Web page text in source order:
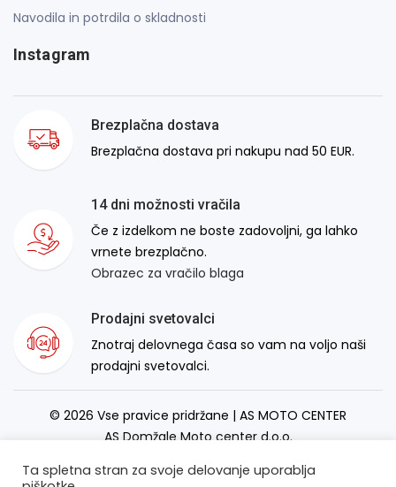
Navodila in potrdila o skladnosti
Instagram
Brezplačna dostava
Brezplačna dostava pri nakupu nad 50 EUR.
14 dni možnosti vračila
Če z izdelkom ne boste zadovoljni, ga lahko
vrnete brezplačno.
Obrazec za vračilo blaga
Prodajni svetovalci
Znotraj delovnega časa so vam na voljo naši
prodajni svetovalci.
© 2026 Vse pravice pridržane | AS MOTO CENTER
AS Domžale Moto center d.o.o.
Ta spletna stran za svoje delovanje uporablja